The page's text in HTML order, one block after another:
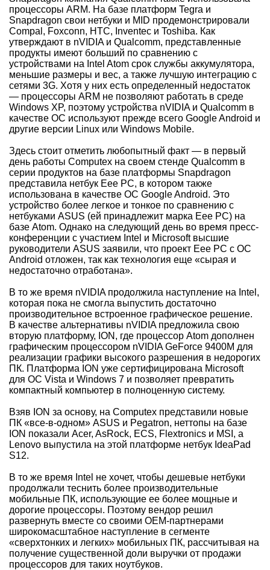
процессоры ARM. На базе платформ Tegra и
Snapdragon свои нетбуки и MID продемонстрировали
Compal, Foxconn, HTC, Inventec и Toshiba. Как
утверждают в nVIDIA и Qualcomm, представленные
продукты имеют больший по сравнению с
устройствами на Intel Atom срок службы аккумулятора,
меньшие размеры и вес, а также лучшую интеграцию с
сетями 3G. Хотя у них есть определенный недостаток
— процессоры ARM не позволяют работать в среде
Windows XP, поэтому устройства nVIDIA и Qualcomm в
качестве ОС используют прежде всего Google Android и
другие версии Linux или Windows Mobile.
Здесь стоит отметить любопытный факт — в первый
день работы Computex на своем стенде Qualcomm в
серии продуктов на базе платформы Snapdragon
представила нетбук Eee PC, в котором также
использована в качестве ОС Google Android. Это
устройство более легкое и тонкое по сравнению с
нетбуками ASUS (ей принадлежит марка Eee PC) на
базе Atom. Однако на следующий день во время пресс-
конференции с участием Intel и Microsoft высшие
руководители ASUS заявили, что проект Eee PC с ОС
Android отложен, так как технология еще «сырая и
недостаточно отработана».
В то же время nVIDIA продолжила наступление на Intel,
которая пока не смогла выпустить достаточно
производительное встроенное графическое решение.
В качестве альтернативы nVIDIA предложила свою
вторую платформу, ION, где процессор Atom дополнен
графическим процессором nVIDIA GeForce 9400M для
реализации графики высокого разрешения в недорогих
ПК. Платформа ION уже сертифицирована Microsoft
для ОС Vista и Windows 7 и позволяет превратить
компактный компьютер в полноценную систему.
Взяв ION за основу, на Computex представили новые
ПК «все-в-одном» ASUS и Pegatron, неттопы на базе
ION показали Acer, AsRock, ECS, Flextronics и MSI, а
Lenovo выпустила на этой платформе нетбук IdeaPad
S12.
В то же время Intel не хочет, чтобы дешевые нетбуки
продолжали теснить более производительные
мобильные ПК, использующие ее более мощные и
дорогие процессоры. Поэтому вендор решил
развернуть вместе со своими ОЕМ-партнерами
широкомасштабное наступление в сегменте
«сверхтонких и легких» мобильных ПК, рассчитывая на
получение существенной доли выручки от продажи
процессоров для таких ноутбуков.